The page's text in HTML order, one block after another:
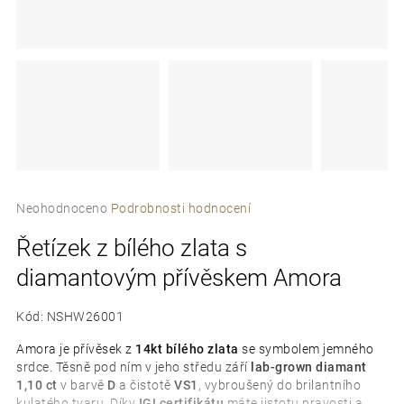
Průměrné
produktu
je
0,0
5
Neohodnoceno Podrobnosti hodnocení
Řetízek z bílého zlata s
diamantovým přívěskem Amora
Kód: NSHW26001
Amora je přívěsek z 14kt bílého zlata se symbolem jemného
srdce. Těsně pod ním v jeho středu září lab-grown diamant
1,10 ct v barvě D a čistotě VS1 , vybroušený do brilantního
í
t
?
D
o